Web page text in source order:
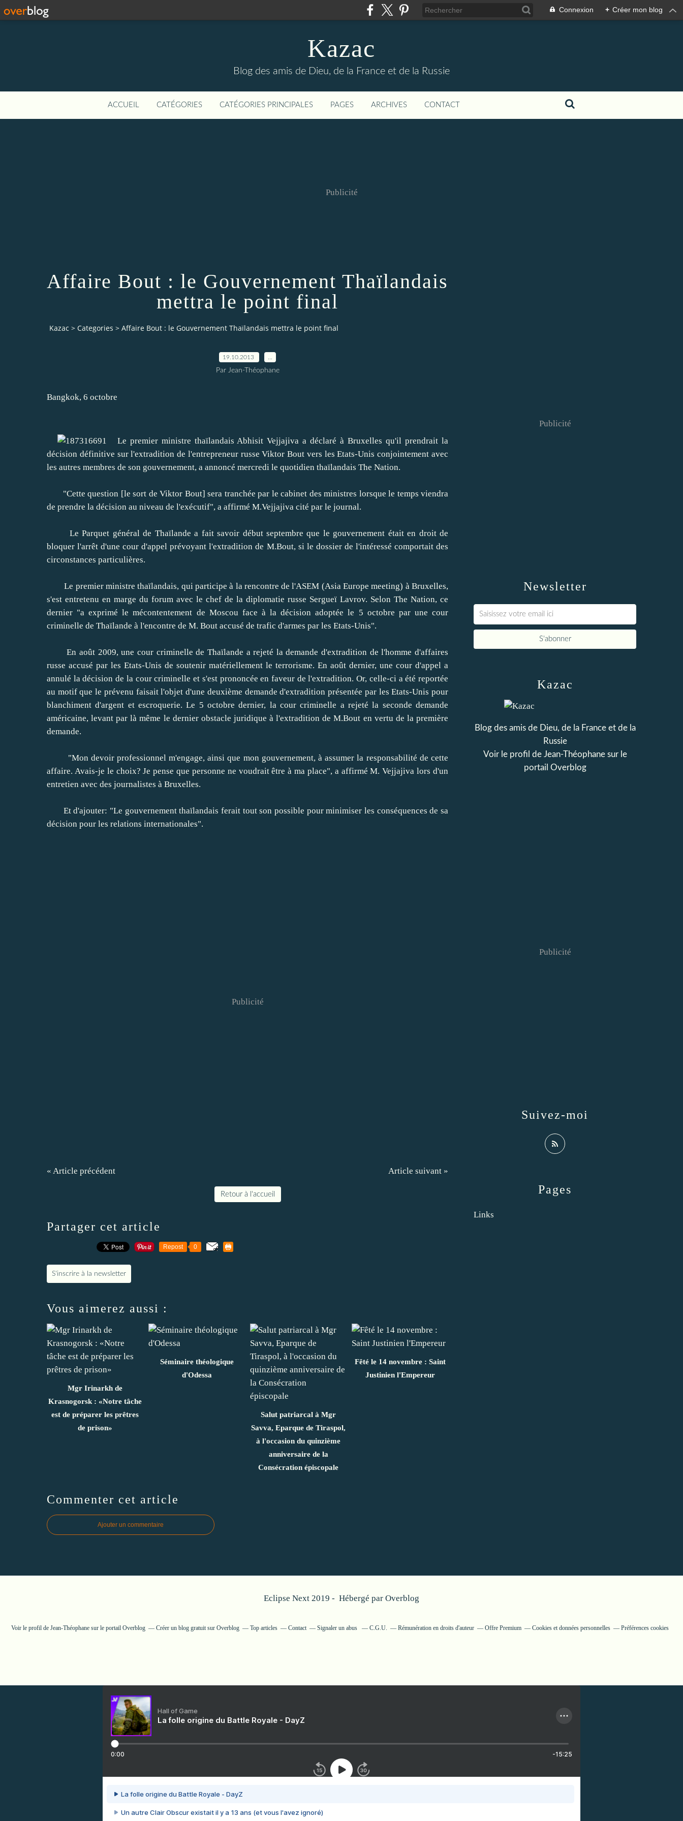
Connexion + Créer mon blog
Kazac
Blog des amis de Dieu, de la France et de la Russie
ACCUEIL CATÉGORIES CATÉGORIES PRINCIPALES PAGES ARCHIVES CONTACT
Publicité
Affaire Bout : le Gouvernement Thaïlandais
mettra le point final
Kazac > Categories > Affaire Bout : le Gouvernement Thaïlandais mettra le point final
19.10.2013
Par Jean-Théophane
Bangkok, 6 octobre
Le premier ministre thaïlandais Abhisit Vejjajiva a déclaré à Bruxelles qu'il prendrait la
décision définitive sur l'extradition de l'entrepreneur russe Viktor Bout vers les Etats-Unis conjointement avec
les autres membres de son gouvernement, a annoncé mercredi le quotidien thaïlandais The Nation.
"Cette question [le sort de Viktor Bout] sera tranchée par le cabinet des ministres lorsque le temps viendra
de prendre la décision au niveau de l'exécutif", a affirmé M.Vejjajiva cité par le journal.
Le Parquet général de Thaïlande a fait savoir début septembre que le gouvernement était en droit de
bloquer l'arrêt d'une cour d'appel prévoyant l'extradition de M.Bout, si le dossier de l'intéressé comportait des
circonstances particulières.
Le premier ministre thaïlandais, qui participe à la rencontre de l'ASEM (Asia Europe meeting) à Bruxelles,
s'est entretenu en marge du forum avec le chef de la diplomatie russe Sergueï Lavrov. Selon The Nation, ce
dernier "a exprimé le mécontentement de Moscou face à la décision adoptée le 5 octobre par une cour
criminelle de Thaïlande à l'encontre de M. Bout accusé de trafic d'armes par les Etats-Unis".
En août 2009, une cour criminelle de Thaïlande a rejeté la demande d'extradition de l'homme d'affaires
russe accusé par les Etats-Unis de soutenir matériellement le terrorisme. En août dernier, une cour d'appel a
annulé la décision de la cour criminelle et s'est prononcée en faveur de l'extradition. Or, celle-ci a été reportée
au motif que le prévenu faisait l'objet d'une deuxième demande d'extradition présentée par les Etats-Unis pour
blanchiment d'argent et escroquerie. Le 5 octobre dernier, la cour criminelle a rejeté la seconde demande
américaine, levant par là même le dernier obstacle juridique à l'extradition de M.Bout en vertu de la première
demande.
"Mon devoir professionnel m'engage, ainsi que mon gouvernement, à assumer la responsabilité de cette
affaire. Avais-je le choix? Je pense que personne ne voudrait être à ma place", a affirmé M. Vejjajiva lors d'un
entretien avec des journalistes à Bruxelles.
Et d'ajouter: "Le gouvernement thaïlandais ferait tout son possible pour minimiser les conséquences de sa
décision pour les relations internationales".
Publicité
« Article précédent Article suivant »
Retour à l'accueil
Partager cet article
Repost 0
S'inscrire à la newsletter
Vous aimerez aussi :
Mgr Irinarkh de
Krasnogorsk : «Notre tâche
est de préparer les prêtres
de prison»
Séminaire théologique
d'Odessa
Salut patriarcal à Mgr
Savva, Eparque de Tiraspol,
à l'occasion du quinzième
anniversaire de la
Consécration épiscopale
Fêté le 14 novembre : Saint
Justinien l'Empereur
Commenter cet article
Ajouter un commentaire
Newsletter
Publicité
Pages
Links
Kazac
Blog des amis de Dieu, de la France et de la
Russie
Voir le profil de Jean-Théophanesur le
portail Overblog
Suivez-moi
Publicité
Eclipse Next 2019 - Hébergé par Overblog
Voir le profil de Jean-Théophane sur le portail Overblog Créer un blog gratuit sur Overblog Top articles Contact Signaler un abus C.G.U. Rémunération en droits d'auteur Offre Premium Cookies et données personnelles Préférences cookies
Hall of Game
La folle origine du Battle Royale - DayZ
0:00 -15:25
La folle origine du Battle Royale - DayZ
Un autre Clair Obscur existait il y a 13 ans (et vous l'avez ignoré)